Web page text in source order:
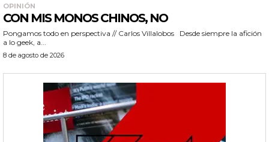
OPINIÓN
CON MIS MONOS CHINOS, NO
Pongamos todo en perspectiva // Carlos Villalobos Desde siempre la afición
a lo geek, a...
8 de agosto de 2026